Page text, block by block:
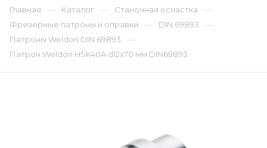
Главная — Каталог — Станочная оснастка —
Фрезерные патроны и оправки — DIN 69893 —
Патроны Weldon DIN 69893 —
Патрон Weldon HSK40A d12x70 мм DIN69893